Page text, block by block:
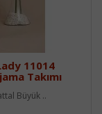
11014
Takımı
Büyük ..